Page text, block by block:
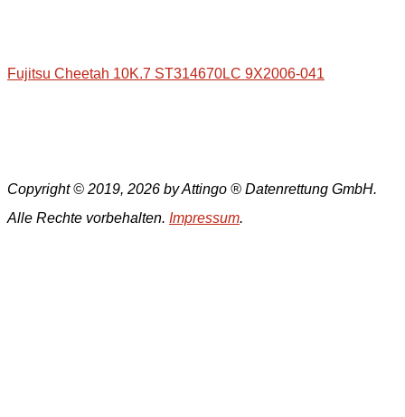
Fujitsu Cheetah 10K.7 ST314670LC 9X2006-041
Copyright © 2019, 2026 by Attingo ® Datenrettung GmbH.
Alle Rechte vorbehalten. Impressum.